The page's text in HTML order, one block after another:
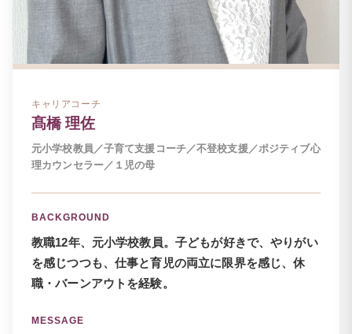
キャリアコーチ
髙橋 理佐
元小学校教員／子育て支援コーチ／不登校支援／ポジティブ心
理カウンセラー／１児の母
BACKGROUND
教職12年、元小学校教員。子どもが好きで、やりがい
を感じつつも、仕事と育児の両立に限界を感じ、休
職・バーンアウトを経験。
MESSAGE